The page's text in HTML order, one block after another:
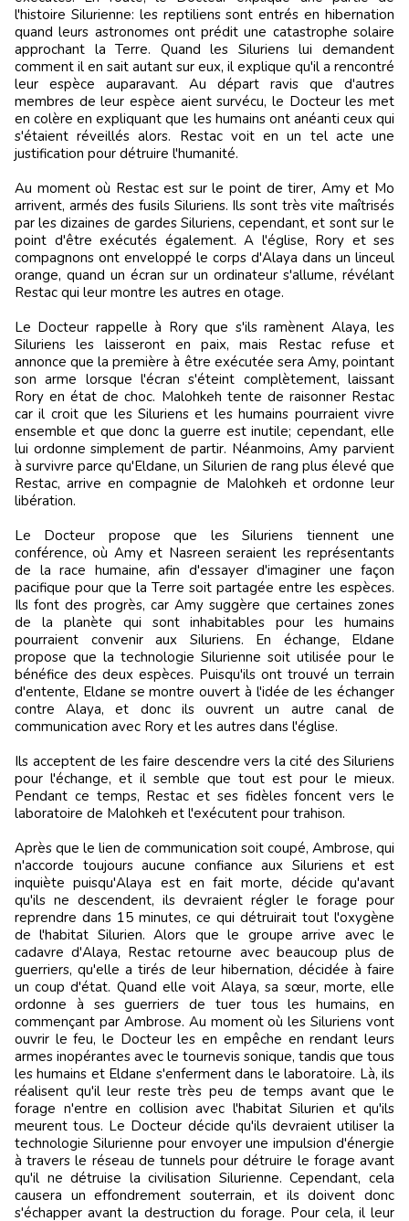
l'histoire Silurienne: les reptiliens sont entrés en hibernation
quand leurs astronomes ont prédit une catastrophe solaire
approchant la Terre. Quand les Siluriens lui demandent
comment il en sait autant sur eux, il explique qu'il a rencontré
leur espèce auparavant. Au départ ravis que d'autres
membres de leur espèce aient survécu, le Docteur les met
en colère en expliquant que les humains ont anéanti ceux qui
s'étaient réveillés alors. Restac voit en un tel acte une
justification pour détruire l'humanité.
Au moment où Restac est sur le point de tirer, Amy et Mo
arrivent, armés des fusils Siluriens. Ils sont très vite maîtrisés
par les dizaines de gardes Siluriens, cependant, et sont sur le
point d'être exécutés également. A l'église, Rory et ses
compagnons ont enveloppé le corps d'Alaya dans un linceul
orange, quand un écran sur un ordinateur s'allume, révélant
Restac qui leur montre les autres en otage.
Le Docteur rappelle à Rory que s'ils ramènent Alaya, les
Siluriens les laisseront en paix, mais Restac refuse et
annonce que la première à être exécutée sera Amy, pointant
son arme lorsque l'écran s'éteint complètement, laissant
Rory en état de choc. Malohkeh tente de raisonner Restac
car il croit que les Siluriens et les humains pourraient vivre
ensemble et que donc la guerre est inutile; cependant, elle
lui ordonne simplement de partir. Néanmoins, Amy parvient
à survivre parce qu'Eldane, un Silurien de rang plus élevé que
Restac, arrive en compagnie de Malohkeh et ordonne leur
libération.
Le Docteur propose que les Siluriens tiennent une
conférence, où Amy et Nasreen seraient les représentants
de la race humaine, afin d'essayer d'imaginer une façon
pacifique pour que la Terre soit partagée entre les espèces.
Ils font des progrès, car Amy suggère que certaines zones
de la planète qui sont inhabitables pour les humains
pourraient convenir aux Siluriens. En échange, Eldane
propose que la technologie Silurienne soit utilisée pour le
bénéfice des deux espèces. Puisqu'ils ont trouvé un terrain
d'entente, Eldane se montre ouvert à l'idée de les échanger
contre Alaya, et donc ils ouvrent un autre canal de
communication avec Rory et les autres dans l'église.
Ils acceptent de les faire descendre vers la cité des Siluriens
pour l'échange, et il semble que tout est pour le mieux.
Pendant ce temps, Restac et ses fidèles foncent vers le
laboratoire de Malohkeh et l'exécutent pour trahison.
Après que le lien de communication soit coupé, Ambrose, qui
n'accorde toujours aucune confiance aux Siluriens et est
inquiète puisqu'Alaya est en fait morte, décide qu'avant
qu'ils ne descendent, ils devraient régler le forage pour
reprendre dans 15 minutes, ce qui détruirait tout l'oxygène
de l'habitat Silurien. Alors que le groupe arrive avec le
cadavre d'Alaya, Restac retourne avec beaucoup plus de
guerriers, qu'elle a tirés de leur hibernation, décidée à faire
un coup d'état. Quand elle voit Alaya, sa sœur, morte, elle
ordonne à ses guerriers de tuer tous les humains, en
commençant par Ambrose. Au moment où les Siluriens vont
ouvrir le feu, le Docteur les en empêche en rendant leurs
armes inopérantes avec le tournevis sonique, tandis que tous
les humains et Eldane s'enferment dans le laboratoire. Là, ils
réalisent qu'il leur reste très peu de temps avant que le
forage n'entre en collision avec l'habitat Silurien et qu'ils
meurent tous. Le Docteur décide qu'ils devraient utiliser la
technologie Silurienne pour envoyer une impulsion d'énergie
à travers le réseau de tunnels pour détruire le forage avant
qu'il ne détruise la civilisation Silurienne. Cependant, cela
causera un effondrement souterrain, et ils doivent donc
s'échapper avant la destruction du forage. Pour cela, il leur